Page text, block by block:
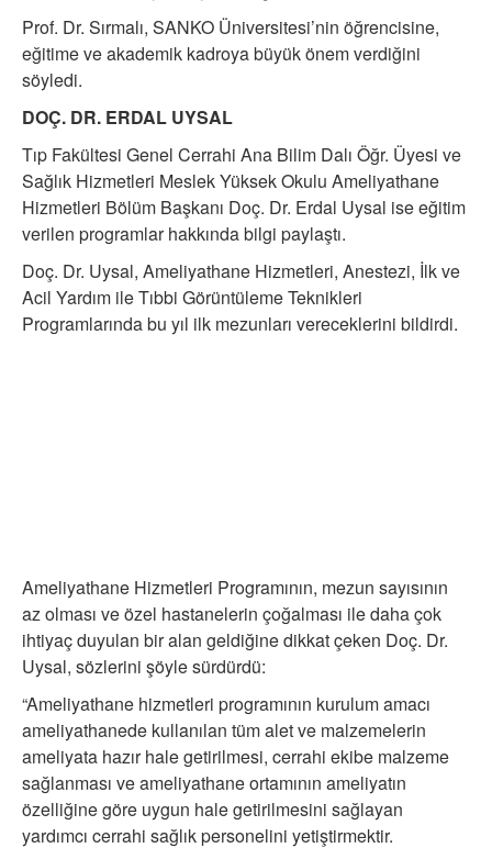
Prof. Dr. Sırmalı, SANKO Üniversitesi’nin öğrencisine,
eğitime ve akademik kadroya büyük önem verdiğini
söyledi.
DOÇ. DR. ERDAL UYSAL
Tıp Fakültesi Genel Cerrahi Ana Bilim Dalı Öğr. Üyesi ve
Sağlık Hizmetleri Meslek Yüksek Okulu Ameliyathane
Hizmetleri Bölüm Başkanı Doç. Dr. Erdal Uysal ise eğitim
verilen programlar hakkında bilgi paylaştı.
Doç. Dr. Uysal, Ameliyathane Hizmetleri, Anestezi, İlk ve
Acil Yardım ile Tıbbi Görüntüleme Teknikleri
Programlarında bu yıl ilk mezunları vereceklerini bildirdi.
Ameliyathane Hizmetleri Programının, mezun sayısının
az olması ve özel hastanelerin çoğalması ile daha çok
ihtiyaç duyulan bir alan geldiğine dikkat çeken Doç. Dr.
Uysal, sözlerini şöyle sürdürdü:
“Ameliyathane hizmetleri programının kurulum amacı
ameliyathanede kullanılan tüm alet ve malzemelerin
ameliyata hazır hale getirilmesi, cerrahi ekibe malzeme
sağlanması ve ameliyathane ortamının ameliyatın
özelliğine göre uygun hale getirilmesini sağlayan
yardımcı cerrahi sağlık personelini yetiştirmektir.